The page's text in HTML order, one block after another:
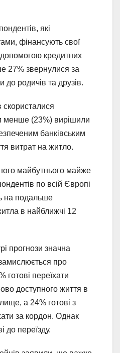
які
фінансують свої
кредитних
27% звернулися за
родичів та друзів.
скористалися
менше (23%) вирішили
банківським
витрат на житло.
майбутнього майже
по всій Європі
на подальше
в найближчі 12
прогнози значна
про
готові переїхати
доступного життя в
а 24% готові з
за кордон. Однак
до переїзду.